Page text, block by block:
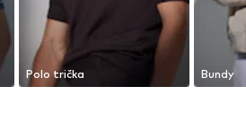
Polo trička Bundy